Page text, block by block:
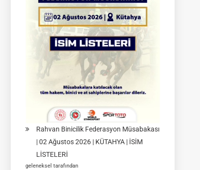
|
Yarı
Final
Müsabakaları
08-
09
2026
|
İSTANBUL
Rahvan Binicilik Federasyon Müsabakası
| 02 Ağustos 2026 | KÜTAHYA | İSİM
LİSTELERİ
geleneksel tarafından